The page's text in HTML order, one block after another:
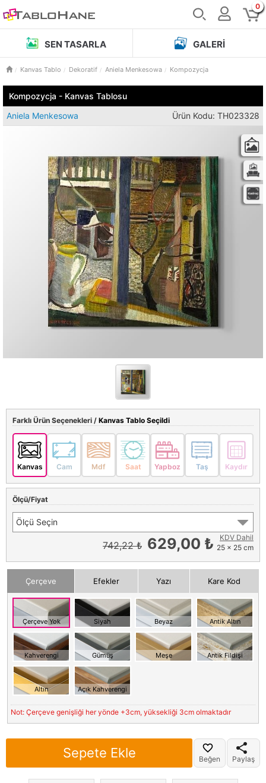
0
SEN TASARLA GALERI
Kanvas Tablo Dekoratif Aniela Menkesowa Kompozycja
Kompozycja - Kanvas Tablosu
Aniela Menkesowa
Ürün Kodu: TH023328
Farklı Ürün Seçenekleri / Kanvas Tablo Seçildi
Kanvas Cam Mdf Saat Yapboz Taş Kaydır
Ölçü/Fiyat
Ölçü Seçin
742,22 ₺ 629,00 ₺
KDV Dahil
25 x 25 cm
Çerçeve Efekler Yazı Kare Kod
Çerçeve Yok Siyah Beyaz Antik Altın
Kahverengi Gümüş Meşe Antik Fildişi
Altın Açık Kahverengi
Not: Çerçeve genişliği her yönde +3cm, yüksekliği 3cm olmaktadır
Sepete Ekle Beğen Paylaş